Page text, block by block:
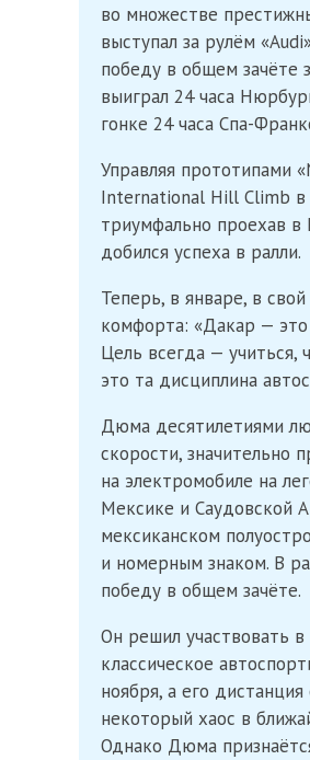
во множестве
выступал за рулём
победу в общем зачёте
выиграл 24 часа
гонке 24 часа Спа-
Управляя прототипами
International Hill Climb в
триумфально проехав в
добился успеха в ралли.
Теперь, в январе, в
комфорта: «Дакар —
Цель всегда —
это та дисциплина
Дюма десятилетиями
скорости,
на электромобиле на
Мексике и Саудовской
мексиканском
и номерным знаком. В
победу в общем зачёте.
Он решил участвовать
классическое
ноября, а его
некоторый хаос в
Однако Дюма